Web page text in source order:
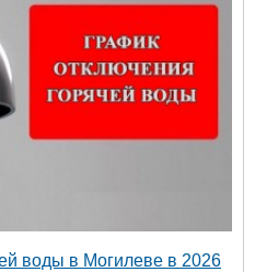
воды в Могилеве в 2026